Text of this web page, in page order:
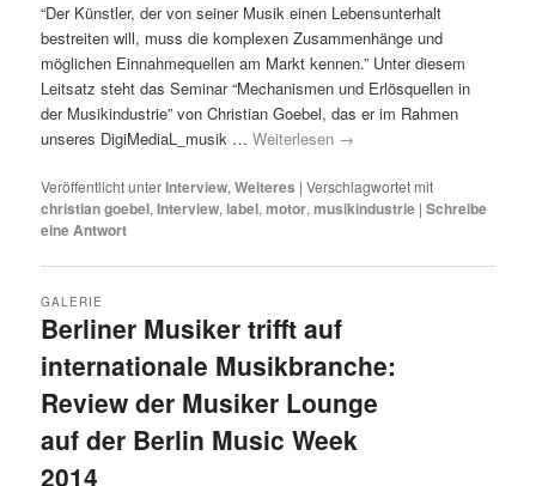
“Der Künstler, der von seiner Musik einen Lebensunterhalt
bestreiten will, muss die komplexen Zusammenhänge und
möglichen Einnahmequellen am Markt kennen.” Unter diesem
Leitsatz steht das Seminar “Mechanismen und Erlösquellen in
der Musikindustrie” von Christian Goebel, das er im Rahmen
unseres DigiMediaL_musik …Weiterlesen →
Veröffentlicht unterInterview,Weiteres |Verschlagwortet mit
christian goebel,Interview,label,motor,musikindustrie |Schreibe
eine Antwort
Berliner Musiker trifft auf
internationale Musikbranche:
Review der Musiker Lounge
auf der Berlin Music Week
2014
GALERIE